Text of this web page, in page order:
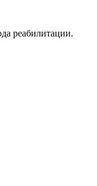
реабилитации.